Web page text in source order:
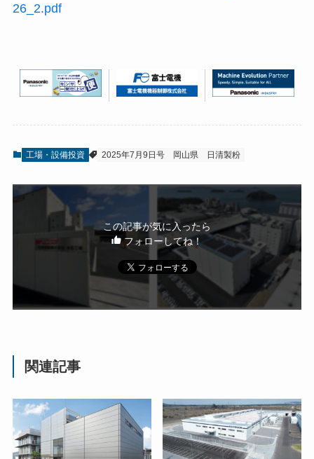
26_2.pdf
工場・設備投資 2025年7月9日号 岡山県 日清製粉
この記事が気に入ったら
フォローしてね！
関連記事